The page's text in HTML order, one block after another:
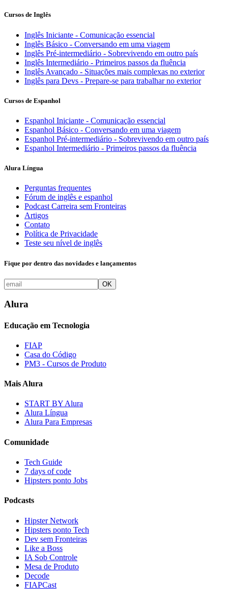
Cursos de Inglês
Inglês Iniciante - Comunicação essencial
Inglês Básico - Conversando em uma viagem
Inglês Pré-intermediário - Sobrevivendo em outro país
Inglês Intermediário - Primeiros passos da fluência
Inglês Avançado - Situações mais complexas no exterior
Inglês para Devs - Prepare-se para trabalhar no exterior
Cursos de Espanhol
Espanhol Iniciante - Comunicação essencial
Espanhol Básico - Conversando em uma viagem
Espanhol Pré-intermediário - Sobrevivendo em outro país
Espanhol Intermediário - Primeiros passos da fluência
Alura Língua
Perguntas frequentes
Fórum de inglês e espanhol
Podcast Carreira sem Fronteiras
Artigos
Contato
Política de Privacidade
Teste seu nível de inglês
Fique por dentro das novidades e lançamentos
OK
Alura
Educação em Tecnologia
FIAP
Casa do Código
PM3 - Cursos de Produto
Mais Alura
START BY Alura
Alura Língua
Alura Para Empresas
Comunidade
Tech Guide
7 days of code
Hipsters ponto Jobs
Podcasts
Hipster Network
Hipsters ponto Tech
Dev sem Fronteiras
Like a Boss
IA Sob Controle
Mesa de Produto
Decode
FIAPCast